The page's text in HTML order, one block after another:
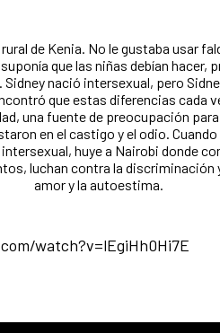
de Kenia. No le gustaba usar
que las niñas debían hacer,
nació intersexual, pero
que estas diferencias cada
una fuente de preocupación
en el castigo y el odio.
huye a Nairobi donde
luchan contra la discriminación
amor y la autoestima.
watch?v=lEgiHh0Hi7E